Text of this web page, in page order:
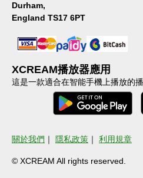
Durham,
England TS17 6PT
XCREAM播放器應用
這是一款適合在智能手機上播放的
關於我們 ｜ 隱私政策 ｜ 利用規章
© XCREAM All rights reserved.